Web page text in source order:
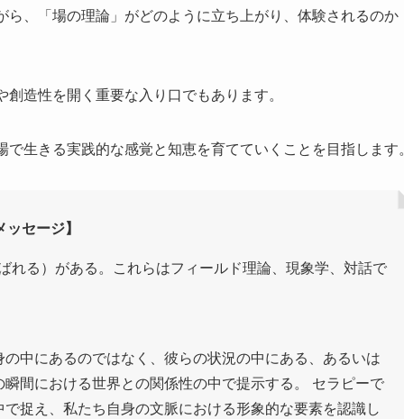
、「場の理論」がどのように立ち上がり、体験されるのか
造性を開く重要な入り口でもあります。
生きる実践的な感覚と知恵を育てていくことを目指します。
セージ】
る）がある。これらはフィールド理論、現象学、対話で
中にあるのではなく、彼らの状況の中にある、あるいは
間における世界との関係性の中で提示する。 セラピーで
捉え、私たち自身の文脈における形象的な要素を認識し